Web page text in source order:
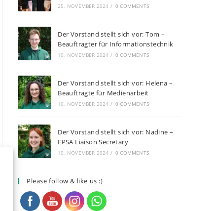
25. NOVEMBER 2024 / 0 COMMENTS
Der Vorstand stellt sich vor: Tom –
Beauftragter für Informationstechnik
10. NOVEMBER 2024 / 0 COMMENTS
Der Vorstand stellt sich vor: Helena –
Beauftragte für Medienarbeit
10. NOVEMBER 2024 / 0 COMMENTS
Der Vorstand stellt sich vor: Nadine –
EPSA Liaison Secretary
10. NOVEMBER 2024 / 0 COMMENTS
Please follow & like us :)